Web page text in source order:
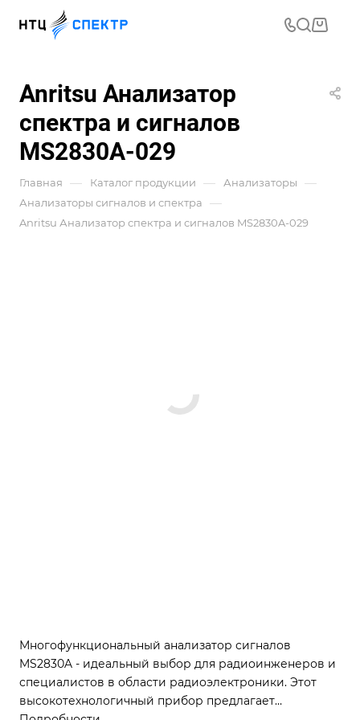
Anritsu Анализатор
спектра и сигналов
MS2830A-029
Главная — Каталог продукции — Анализаторы —
Анализаторы сигналов и спектра —
Anritsu Анализатор спектра и сигналов MS2830A-029
Многофункциональный анализатор сигналов
MS2830A - идеальный выбор для радиоинженеров и
специалистов в области радиоэлектроники. Этот
высокотехнологичный прибор предлагает